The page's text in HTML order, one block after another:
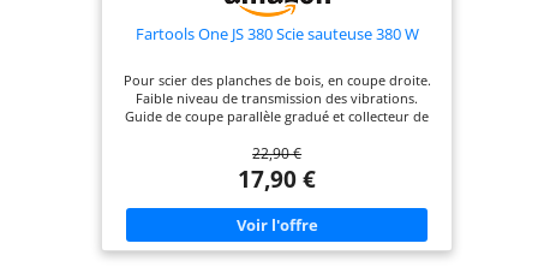
Fartools One JS 380 Scie sauteuse 380 W
Pour scier des planches de bois, en coupe droite.
Faible niveau de transmission des vibrations.
Guide de coupe parallèle gradué et collecteur de
coupes en biais. Livré avec lames
22,90 €
17,90 €